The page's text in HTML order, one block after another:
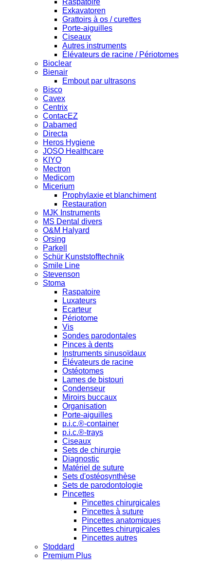
Exkavatoren
Grattoirs à os / curettes
Porte-aiguilles
Ciseaux
Autres instruments
Élévateurs de racine / Périotomes
Bioclear
Bienair
Embout par ultrasons
Bisco
Cavex
Centrix
ContacEZ
Dabamed
Directa
Heros Hygiene
JOSO Healthcare
KIYO
Mectron
Medicom
Micerium
Prophylaxie et blanchiment
Restauration
MJK Instruments
MS Dental divers
O&M Halyard
Orsing
Parkell
Schür Kunststofftechnik
Smile Line
Stevenson
Stoma
Raspatoire
Luxateurs
Ecarteur
Périotome
Vis
Sondes parodontales
Pinces à dents
Instruments sinusoïdaux
Élévateurs de racine
Ostéotomes
Lames de bistouri
Condenseur
Miroirs buccaux
Organisation
Porte-aiguilles
p.i.c.®-container
p.i.c.®-trays
Ciseaux
Sets de chirurgie
Diagnostic
Matériel de suture
Sets d'ostéosynthèse
Sets de parodontologie
Pincettes
Pincettes chirurgicales
Pincettes à suture
Pincettes anatomiques
Pincettes chirurgicales
Pincettes autres
Stoddard
Premium Plus